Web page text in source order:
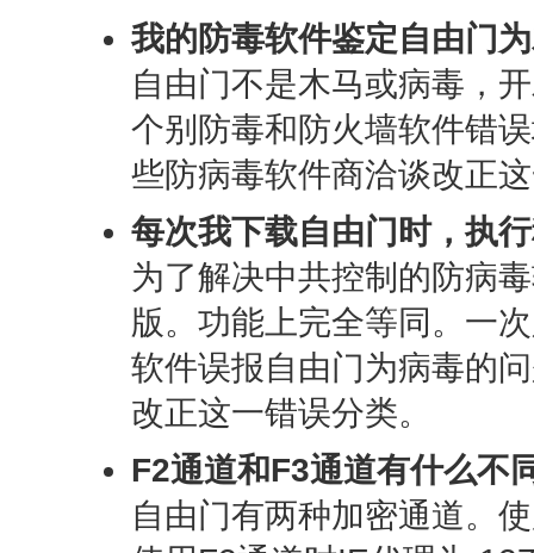
我的防毒软件鉴定自由门
自由门不是木马或病毒，
个别防毒和防火墙软件错
些防病毒软件商洽谈改正
每次我下载自由门时，执
为了解决中共控制的防病
版。功能上完全等同。一
软件误报自由门为病毒的
改正这一错误分类。
F2通道和F3通道有什么不
自由门有两种加密通道。